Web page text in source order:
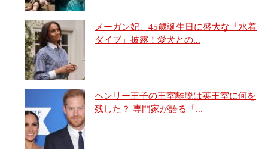
メーガン妃、45歳誕生日に盛大な「水着
ダイブ」披露！愛犬との...
ヘンリー王子の王室離脱は英王室に何を
残した？ 専門家が語る「...